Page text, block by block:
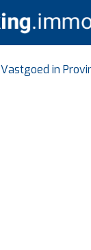
Vastgoed in